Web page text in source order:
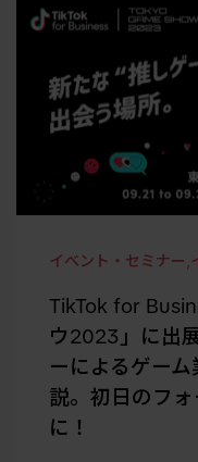
イベント・セミナー ,
TikTok for
ウ2023」に出
ーによるゲー
説。初日のフ
に！